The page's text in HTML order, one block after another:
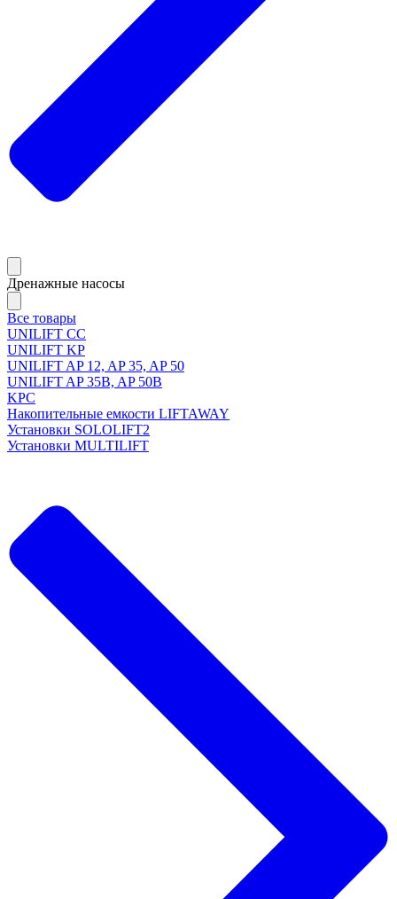
Дренажные насосы
Все товары
UNILIFT CC
UNILIFT KP
UNILIFT AP 12, AP 35, AP 50
UNILIFT AP 35B, AP 50B
KPC
Накопительные емкости LIFTAWAY
Установки SOLOLIFT2
Установки MULTILIFT